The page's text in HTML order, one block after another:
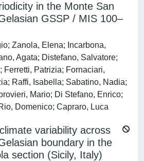
in the Monte San
GSSP / MIS 100–
Zanola, Elena; Incarbona,
Agata; Distefano, Salvatore;
Ferretti, Patrizia; Fornaciari,
Raffi, Isabella; Sabatino, Nadia;
Mario; Di Stefano, Enrico;
Domenico; Capraro, Luca
variability across
boundary in the
section (Sicily, Italy)